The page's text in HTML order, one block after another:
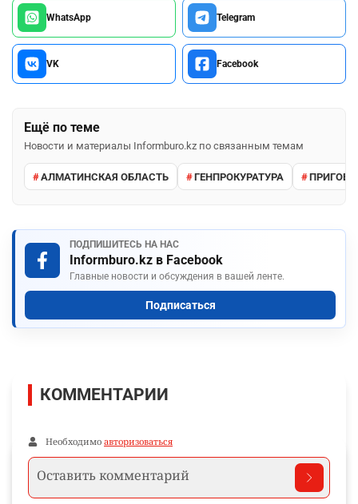
WhatsApp Telegram
VK Facebook
Ещё по теме
Новости и материалы Informburo.kz по связанным темам
АЛМАТИНСКАЯ ОБЛАСТЬ ГЕНПРОКУРАТУРА
ПОДПИШИТЕСЬ НА НАС
Informburo.kz в Facebook
Главные новости и обсуждения в вашей ленте.
Подписаться
КОММЕНТАРИИ
Необходимо авторизоваться